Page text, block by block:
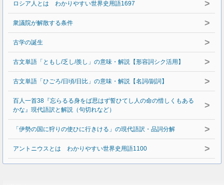
ロシア人とは わかりやすい世界史用語1697 >
衆議院が解散する条件 >
古学の誕生 >
古文単語「ともし/乏し/羨し」の意味・解説【形容詞シク活用】 >
古文単語「ひごろ/日頃/日比」の意味・解説【名詞/副詞】 >
百人一首38『忘らるる身をば思はず誓ひてし人の命の惜しくもある
かな』現代語訳と解説（句切れなど）
>
「伊勢の国に狩りの使ひに行きける」の現代語訳・品詞分解 >
アントニウスとは わかりやすい世界史用語1100 >